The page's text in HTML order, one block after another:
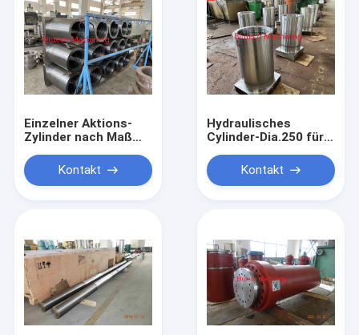
Einzelner Aktions-
Zylinder nach Maß
Kreditkarte-
lamellierende Presse
Kontakt
Hydraulisches
Cylinder-Dia.250 für
durch das
Lamellieren der
Kontakt